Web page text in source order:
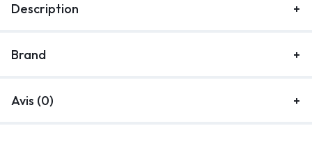
Description
Brand
Avis (0)